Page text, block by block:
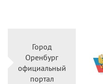
Город
Оренбург
официальный
портал